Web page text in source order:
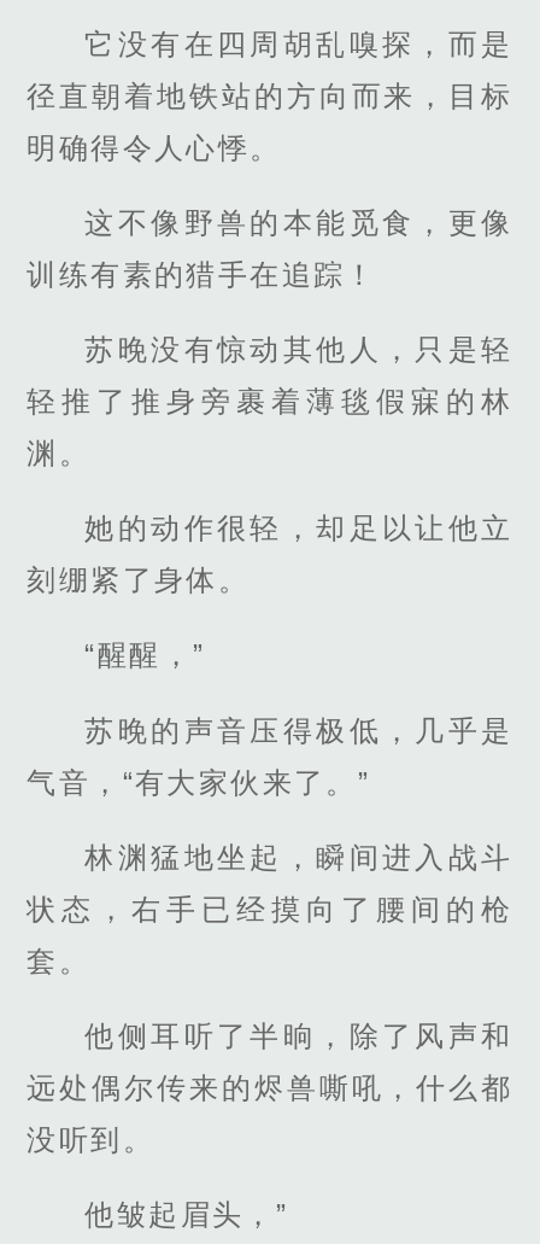
它没有在四周胡乱嗅探，而是
径直朝着地铁站的方向而来，目标
明确得令人心悸。
这不像野兽的本能觅食，更像
训练有素的猎手在追踪！
苏晚没有惊动其他人，只是轻
轻推了推身旁裹着薄毯假寐的林
渊。
她的动作很轻，却足以让他立
刻绷紧了身体。
“醒醒，”
苏晚的声音压得极低，几乎是
气音，“有大家伙来了。”
林渊猛地坐起，瞬间进入战斗
状态，右手已经摸向了腰间的枪
套。
他侧耳听了半晌，除了风声和
远处偶尔传来的烬兽嘶吼，什么都
没听到。
他皱起眉头，”